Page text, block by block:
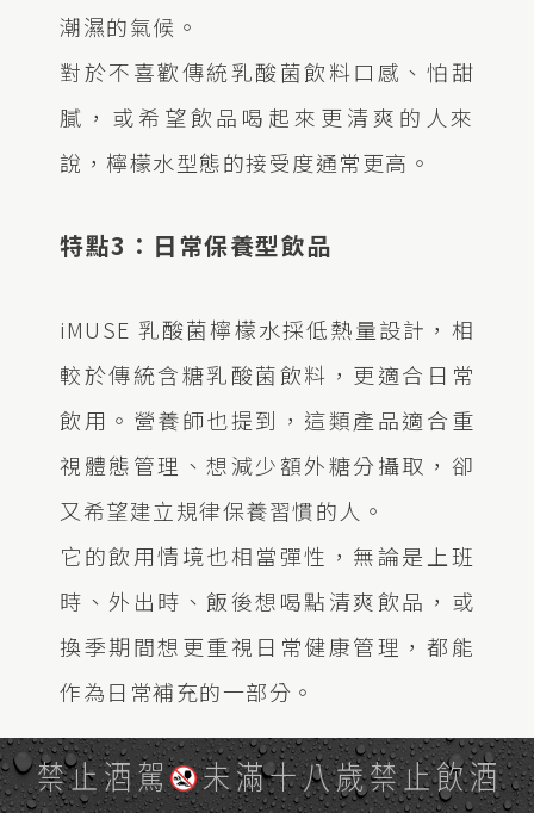
潮濕的氣候。
對於不喜歡傳統乳酸菌飲料口感、怕甜
膩，或希望飲品喝起來更清爽的人來
說，檸檬水型態的接受度通常更高。
特點3：日常保養型飲品
iMUSE 乳酸菌檸檬水採低熱量設計，相
較於傳統含糖乳酸菌飲料，更適合日常
飲用。營養師也提到，這類產品適合重
視體態管理、想減少額外糖分攝取，卻
又希望建立規律保養習慣的人。
它的飲用情境也相當彈性，無論是上班
時、外出時、飯後想喝點清爽飲品，或
換季期間想更重視日常健康管理，都能
作為日常補充的一部分。
什麼是LC-Plasma乳酸菌？
禁止酒駕 未滿十八歲禁止飲酒